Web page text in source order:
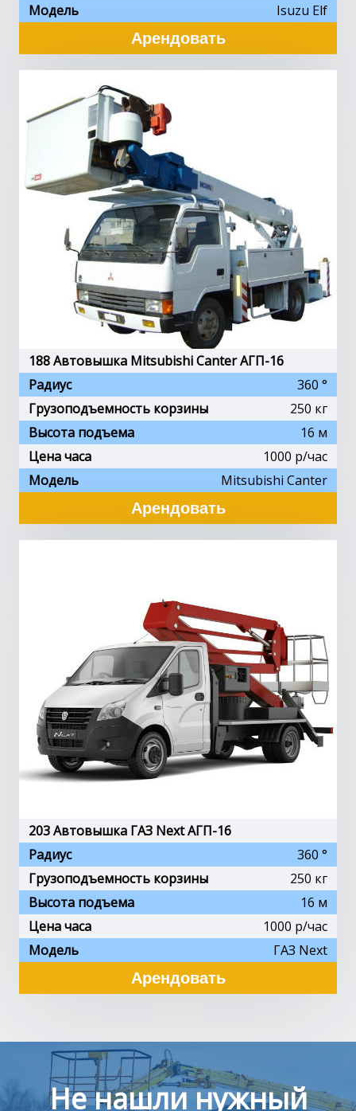
Модель
Isuzu Elf
Арендовать
188 Автовышка Mitsubishi Canter АГП-16
Радиус
360 °
Грузоподъемность корзины
250 кг
Высота подъема
16 м
Цена часа
1000 p/час
Модель
Mitsubishi Canter
Арендовать
203 Автовышка ГАЗ Next АГП-16
Радиус
360 °
Грузоподъемность корзины
250 кг
Высота подъема
16 м
Цена часа
1000 p/час
Модель
ГАЗ Next
Арендовать
Не нашли нужный